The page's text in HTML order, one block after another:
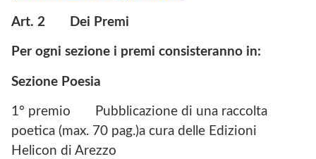
Art. 2 Dei Premi
Per ogni sezione i premi consisteranno in:
Sezione Poesia
1° premio Pubblicazione di una raccolta
poetica (max. 70 pag.)a cura delle Edizioni
Helicon di Arezzo